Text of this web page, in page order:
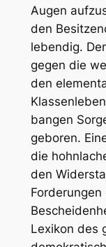
Augen
den
lebendig.
gegen die
den
bangen
geboren.
die
den
Lexikon des